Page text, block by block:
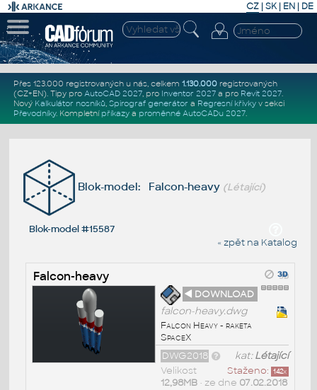
CZ | SK| EN | DE
Přes 123.000 registrovaných u nás, celkem 1.130.000registrovaných
(CZ+EN). Tipy pro AutoCAD 2027, pro Inventor 2027a pro Revit 2027.
Nový Kalkulátor nosníků, Spirograf generátor a Regresní křivkyv sekci
Převodníky. Kompletní příkazya proměnné AutoCADu 2027.
Blok-model: Falcon-heavy (Létající)
Blok-model #15587
« zpět na Katalog
Falcon-heavy
◄ DOWNLOAD
falcon-heavy.dwg
Falcon Heavy - raketa
SpaceX
kat:Létající
DWG2018
Staženo: 142x
Velikost
12,98MB• ze dne 07.02.2018